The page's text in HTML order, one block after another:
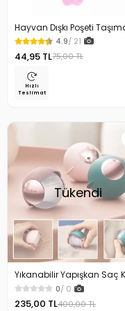
Hayvan Dışkı Poşeti
Çantası
4.9/ 21
44,95 TL75,00 TL
Hızlı
Teslimat
Tükendi
Yıkanabilir Yapışkan Saç
Tüy Toz Alma Topu Tüy
Toplayıcı
0/ 0
235,00 TL400,00 TL